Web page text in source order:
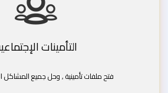
التأمينات
فتح ملفات تأمينية , وحل جميع المشاكل